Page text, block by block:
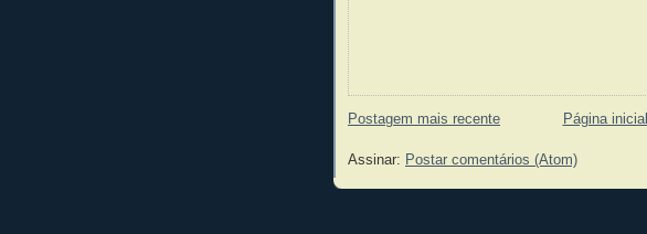
Postagem mais recente Página inicial
Assinar: Postar comentários (Atom)